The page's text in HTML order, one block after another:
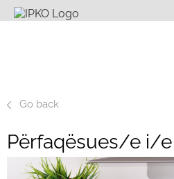
Go back
Përfaqësues/e i/e